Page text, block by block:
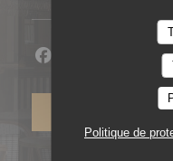
Politique de
Facebook ((ouvre
Instagram
NEWSLETTER